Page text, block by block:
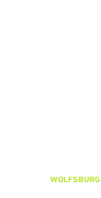
WOLFSBURG